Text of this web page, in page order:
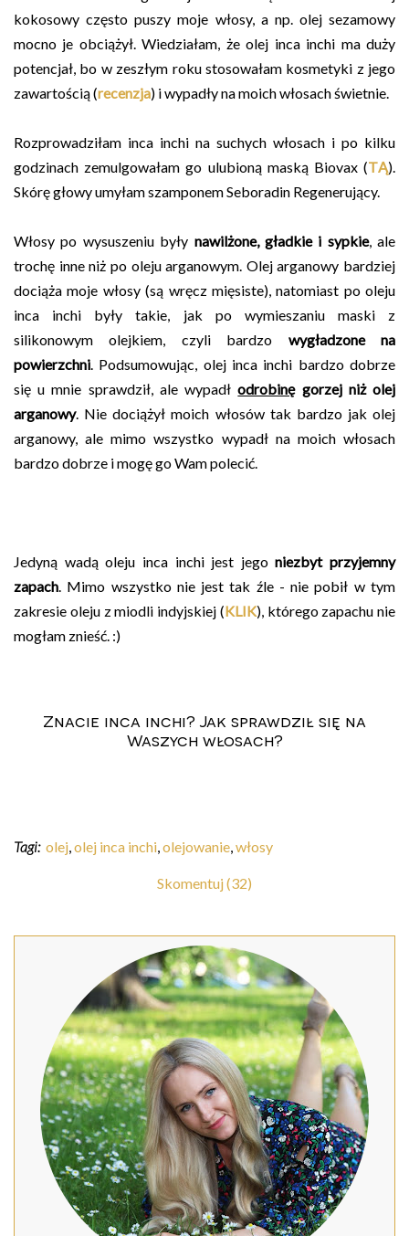
kokosowy często puszy moje włosy, a np. olej sezamowy
mocno je obciążył. Wiedziałam, że olej inca inchi ma duży
potencjał, bo w zeszłym roku stosowałam kosmetyki z jego
zawartością (recenzja) i wypadły na moich włosach świetnie.
Rozprowadziłam inca inchi na suchych włosach i po kilku
godzinach zemulgowałam go ulubioną maską Biovax (TĄ).
Skórę głowy umyłam szamponem Seboradin Regenerujący.
Włosy po wysuszeniu były nawilżone, gładkie i sypkie, ale
trochę inne niż po oleju arganowym. Olej arganowy bardziej
dociąża moje włosy (są wręcz mięsiste), natomiast po oleju
inca inchi były takie, jak po wymieszaniu maski z
silikonowym olejkiem, czyli bardzo wygładzone na
powierzchni . Podsumowując, olej inca inchi bardzo dobrze
się u mnie sprawdził, ale wypadłodrobinęgorzej niż olej
arganowy. Nie dociążył moich włosów tak bardzo jak olej
arganowy, ale mimo wszystko wypadł na moich włosach
bardzo dobrze i mogę go Wam polecić.
Jedyną wadą oleju inca inchi jest jegoniezbyt przyjemny
zapach . Mimo wszystko nie jest tak źle - nie pobił w tym
zakresie oleju z miodli indyjskiej (KLIK), którego zapachu nie
mogłam znieść. :)
Znacie inca inchi? Jak sprawdził się na
Waszych włosach?
Tagi: olej olej inca inchi olejowanie włosy
Skomentuj (32)